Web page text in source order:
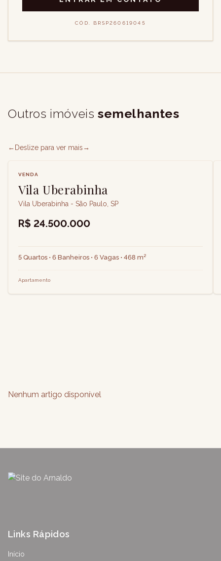
CÓD. BRSP260619045
Outros imóveis semelhantes
← Deslize para ver mais→
VENDA
Vila Uberabinha
Vila Uberabinha - São Paulo, SP
R$ 24.500.000
5 Quartos • 6 Banheiros • 6 Vagas • 468 m²
Apartamento
Nenhum artigo disponível
Links Rápidos
Início